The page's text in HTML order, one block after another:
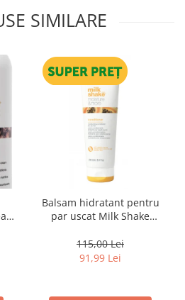
SIMILARE
Balsam hidratant pentru
par uscat Milk Shake
115,00 Lei
91,99 Lei